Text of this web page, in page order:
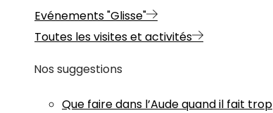
Evénements "Glisse"
Toutes les visites et activités
Nos suggestions
Que faire dans l’Aude quand il fait trop